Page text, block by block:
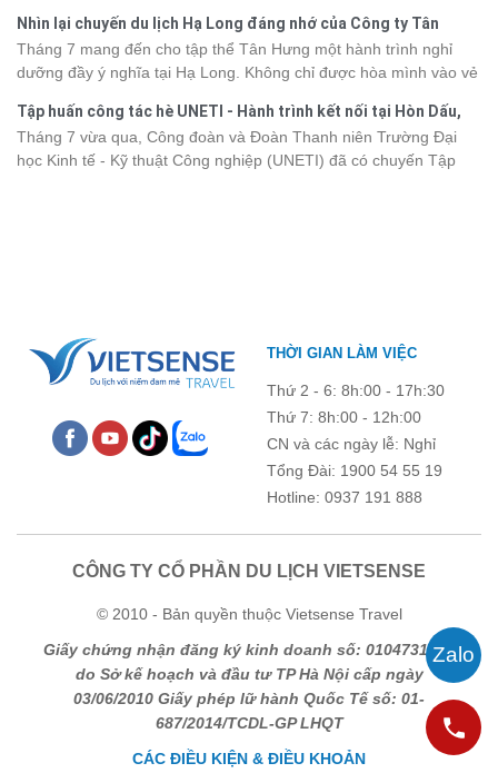
trình phù hợp với nhu cầu cũng như ngân sách.
phá vùng đất này, việc cập nhật trước giá vé sẽ giúp bạn chủ
động hơn trong lịch trình và chi phí. Cùng Vietsense Travel tham
khảo bảng giá vé tham quan các điểm du lịch Điện Biênmới nhất
năm 2026 ngay dưới đây.
Nhìn lại chuyến du lịch Hạ Long đáng nhớ của Công ty Tân
Hưng 2026
Tháng 7 mang đến cho tập thể Tân Hưng một hành trình nghỉ
dưỡng đầy ý nghĩa tại Hạ Long. Không chỉ được hòa mình vào vẻ
kết, sẻ chia và lưu giữ nhiều khoảnh khắc đáng nhớ. Hãy cùng
nhìn lại chuyến đi ngập tràn niềm vui và những trải nghiệm khó
quên.
Tập huấn công tác hè UNETI - Hành trình kết nối tại Hòn Dấu,
Đồ Sơn
Tháng 7 vừa qua, Công đoàn và Đoàn Thanh niên Trường Đại
học Kinh tế - Kỹ thuật Công nghiệp (UNETI) đã có chuyến Tập
THỜI GIAN LÀM VIỆC
Thứ 2 - 6: 8h:00 - 17h:30
Thứ 7: 8h:00 - 12h:00
CN và các ngày lễ: Nghỉ
Tổng Đài: 1900 54 55 19
Hotline: 0937 191 888
CÔNG TY CỔ PHẦN DU LỊCH VIETSENSE
© 2010 - Bản quyền thuộc Vietsense Travel
Giấy chứng nhận đăng ký kinh doanh số: 0104731205
do Sở kế hoạch và đầu tư TP Hà Nội cấp ngày
03/06/2010 Giấy phép lữ hành Quốc Tế số: 01-
687/2014/TCDL-GP LHQT
CÁC ĐIỀU KIỆN & ĐIỀU KHOẢN